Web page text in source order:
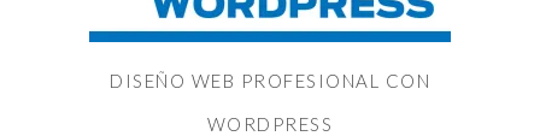
DISEÑO WEB PROFESIONAL CON
WORDPRESS